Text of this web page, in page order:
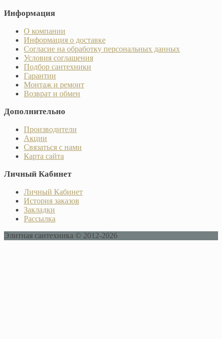
Информация
О компании
Информация о доставке
Согласие на обработку персональных данных
Условия соглашения
Подбор сантехники
Гарантии
Монтаж и ремонт
Возврат и обмен
Дополнительно
Производители
Акции
Связаться с нами
Карта сайта
Личный Кабинет
Личный Кабинет
История заказов
Закладки
Рассылка
Элитная сантехника © 2012-2026